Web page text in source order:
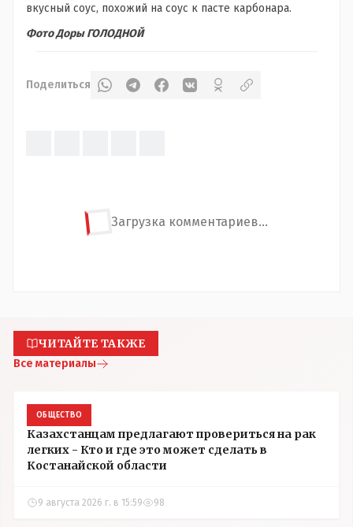
вкусный соус, похожий на соус к пасте карбонара.
Фото Доры ГОЛОДНОЙ
Поделиться
Загрузка комментариев...
ЧИТАЙТЕ ТАКЖЕ
Все материалы
ОБЩЕСТВО
Казахстанцам предлагают провериться на рак
легких - Кто и где это может сделать в
Костанайской области
9 августа 2026 г. в 15:59 98